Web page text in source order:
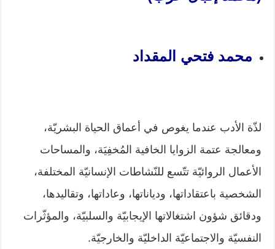
محمد فتحي المقداد
لذّة الأدب عندما يغوص في أعماق الحياة البشريّة،
ومعالجة عتمة الزوايا الخافية المُخفِيَة، والمساحات
الأعمال الروائيّة تتّسع للنّشاطات الإنسانيّة المختلفة،
الشخصية باعتقاداتها، ودياناتها، وعاداتها، وتقاليدها،
ودقائق شؤون اشتغالاتها الإيجابيّة والسلبيّة، والمؤثّرات
النفسيّة والاجتماعيّة الداخليّة والخارجيّة.